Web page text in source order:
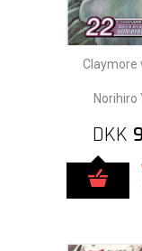
Claymore
Norihiro
DKK